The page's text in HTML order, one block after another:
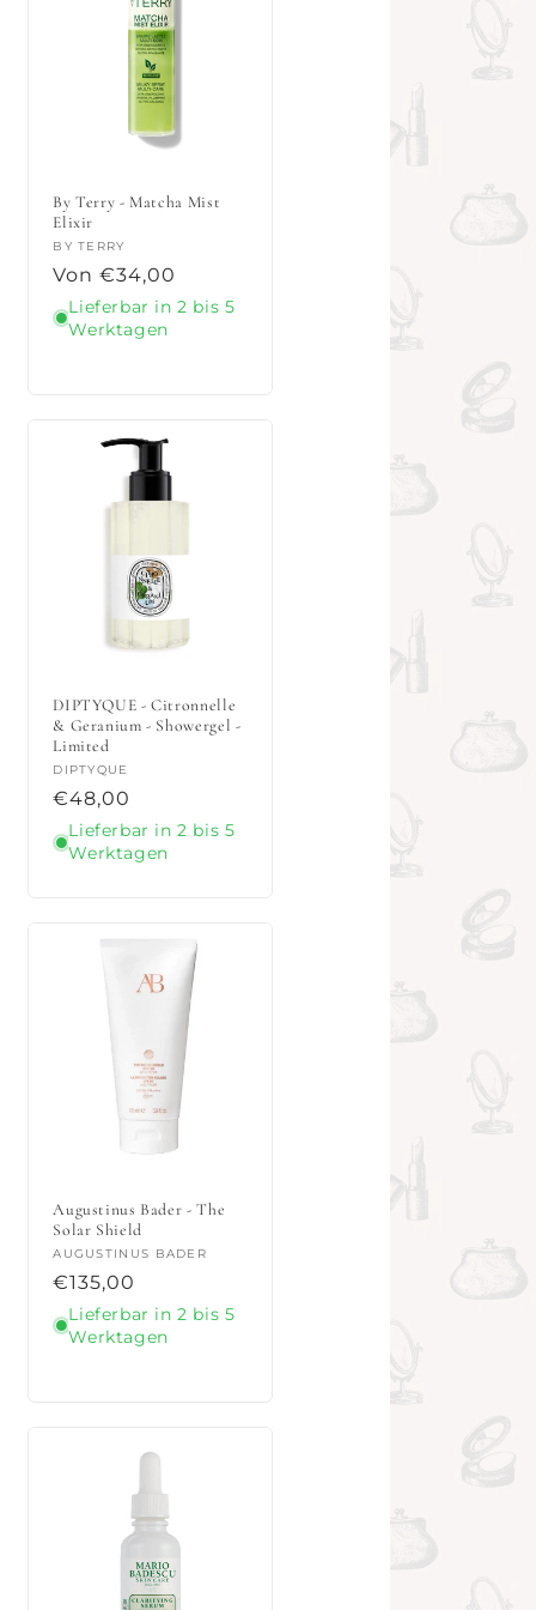
By Terry - Matcha Mist
Elixir
Anbieter:
BY TERRY
Normaler
Preis
Von €34,00
Lieferbar in 2 bis 5
Werktagen
DIPTYQUE - Citronnelle
& Geranium - Showergel -
Limited
Anbieter:
DIPTYQUE
Normaler
Preis
€48,00
Lieferbar in 2 bis 5
Werktagen
Augustinus Bader - The
Solar Shield
Anbieter:
AUGUSTINUS BADER
Normaler
Preis
€135,00
Lieferbar in 2 bis 5
Werktagen